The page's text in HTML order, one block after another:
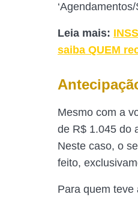
Leia mais:
saiba QUEM
Mesmo com a
de R$ 1.045 do
Neste caso, o
feito,
Para quem teve